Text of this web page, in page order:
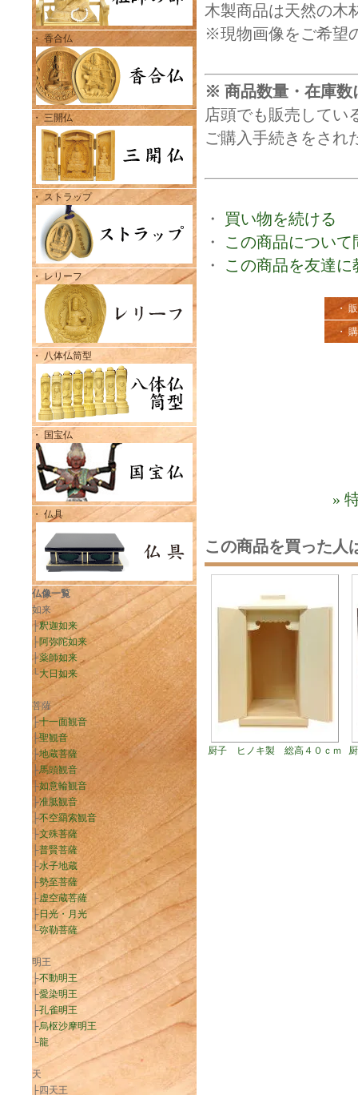
・ 香合仏
・ 三開仏
・ ストラップ
・ レリーフ
・ 八体仏筒型
・ 国宝仏
・ 仏具
仏像一覧
如来
├釈迦如来
├阿弥陀如来
├薬師如来
└大日如来
菩薩
├十一面観音
├聖観音
├地蔵菩薩
├馬頭観音
├如意輪観音
├准胝観音
├不空羂索観音
├文殊菩薩
├普賢菩薩
├水子地蔵
├勢至菩薩
├虚空蔵菩薩
├日光・月光
└弥勒菩薩
明王
├不動明王
├愛染明王
├孔雀明王
├烏枢沙摩明王
└龍
天
├四天王
木製商品は天然の木
※現物画像をご希望
※ 商品数量・在庫
店頭でも販売してい
ご購入手続きをされ
・ 買い物を続ける
・ この商品につい
・ この商品を友達に
・
・
»
この商品を買った人
厨子 ヒノキ製 総高４０ｃｍ